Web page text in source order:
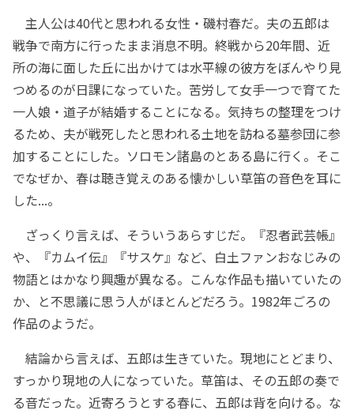
主人公は40代と思われる女性・磯村春だ。夫の五郎は
戦争で南方に行ったまま消息不明。終戦から20年間、近
所の海に面した丘に出かけては水平線の彼方をぼんやり見
つめるのが日課になっていた。苦労して女手一つで育てた
一人娘・道子が結婚することになる。気持ちの整理をつけ
るため、夫が戦死したと思われる土地を訪ねる墓参団に参
加することにした。ソロモン諸島のとある島に行く。そこ
でなぜか、春は聴き覚えのある懐かしい草笛の音色を耳に
した...。
ざっくり言えば、そういうあらすじだ。『忍者武芸帳』
や、『カムイ伝』『サスケ』など、白土ファンおなじみの
物語とはかなり興趣が異なる。こんな作品も描いていたの
か、と不思議に思う人がほとんどだろう。1982年ごろの
作品のようだ。
結論から言えば、五郎は生きていた。現地にとどまり、
すっかり現地の人になっていた。草笛は、その五郎の奏で
る音だった。近寄ろうとする春に、五郎は背を向ける。な